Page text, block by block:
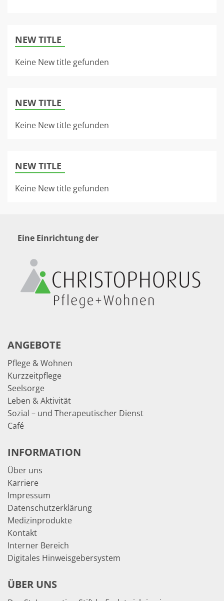
NEW TITLE
Keine New title gefunden
NEW TITLE
Keine New title gefunden
NEW TITLE
Keine New title gefunden
Eine Einrichtung der
ANGEBOTE
Pflege & Wohnen
Kurzzeitpflege
Seelsorge
Leben & Aktivität
Sozial – und Therapeutischer Dienst
Café
INFORMATION
Über uns
Karriere
Impressum
Datenschutzerklärung
Medizinprodukte
Kontakt
Interner Bereich
Digitales Hinweisgebersystem
ÜBER UNS